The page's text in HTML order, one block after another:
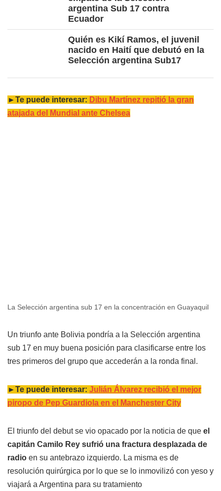
argentina Sub 17 contra
Ecuador
Quién es Kikí Ramos, el juvenil
nacido en Haití que debutó en la
Selección argentina Sub17
►Te puede interesar: Dibu Martínez repitió la gran
atajada del Mundial ante Chelsea
La Selección argentina sub 17 en la concentración en Guayaquil
Un triunfo ante Bolivia pondría a la Selección argentina
sub 17 en muy buena posición para clasificarse entre los
tres primeros del grupo que accederán a la ronda final.
►Te puede interesar: Julián Álvarez recibió el mejor
piropo de Pep Guardiola en el Manchester City
El triunfo del debut se vio opacado por la noticia de que el
capitán Camilo Rey sufrió una fractura desplazada de
radio en su antebrazo izquierdo. La misma es de
resolución quirúrgica por lo que se lo inmovilizó con yeso y
viajará a Argentina para su tratamiento